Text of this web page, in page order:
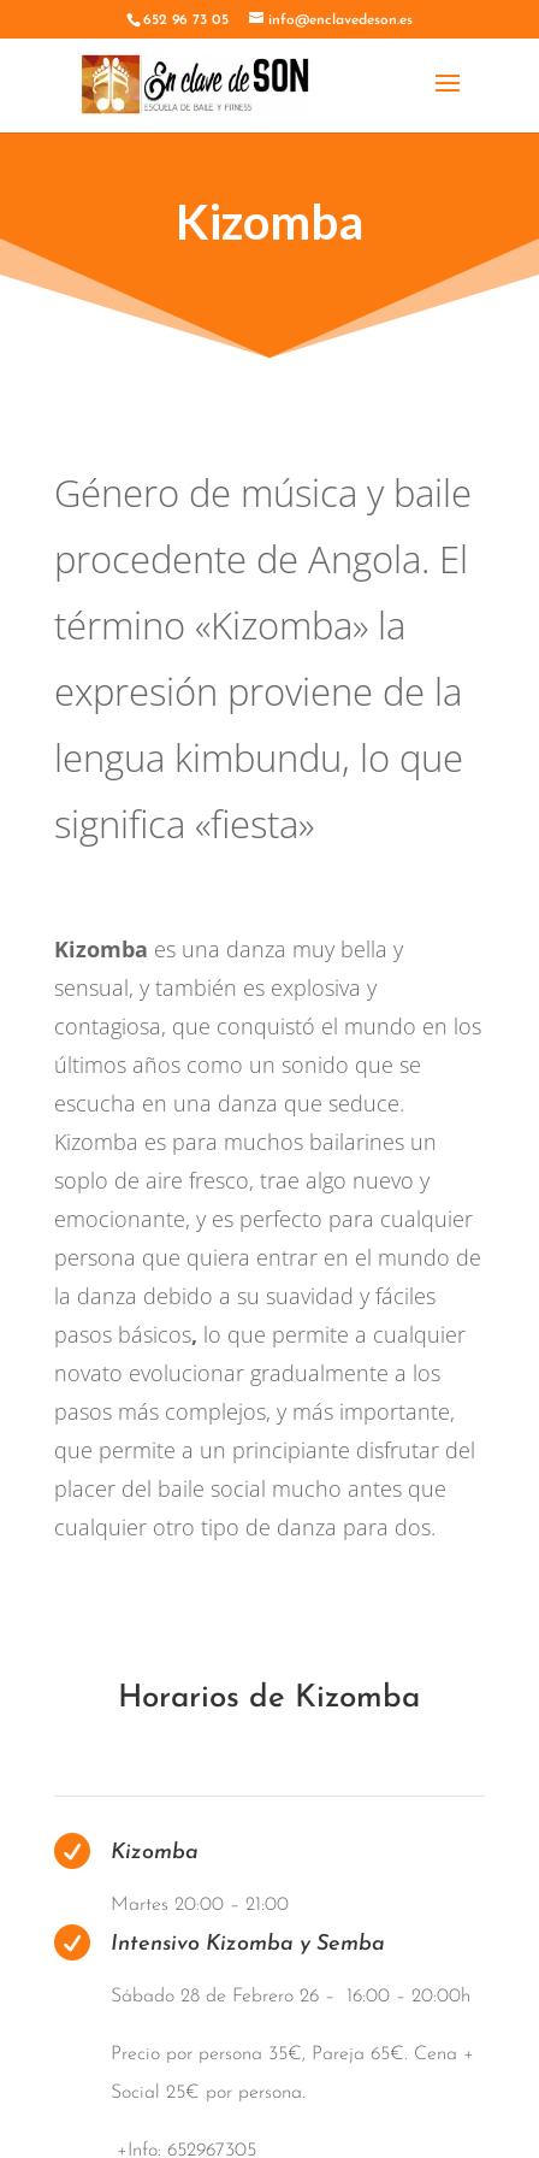
652 96 73 05 info@enclavedeson.es
Kizomba
Género de música y baile
procedente de Angola. El
término «Kizomba» la
expresión proviene de la
lengua kimbundu, lo que
significa «fiesta»
Kizomba es una danza muy bella y
sensual, y también es explosiva y
contagiosa, que conquistó el mundo en los
últimos años como un sonido que se
escucha en una danza que seduce.
Kizomba es para muchos bailarines un
soplo de aire fresco, trae algo nuevo y
emocionante, y es perfecto para cualquier
persona que quiera entrar en el mundo de
la danza debido a su suavidad y fáciles
pasos básicos, lo que permite a cualquier
novato evolucionar gradualmente a los
pasos más complejos, y más importante,
que permite a un principiante disfrutar del
placer del baile social mucho antes que
cualquier otro tipo de danza para dos.
Horarios de Kizomba
 Kizomba
Martes 20:00 – 21:00
 Intensivo Kizomba y Semba
Sábado 28 de Febrero 26 – 16:00 – 20:00h
Precio por persona 35€, Pareja 65€. Cena +
Social 25€ por persona.
+Info: 652967305